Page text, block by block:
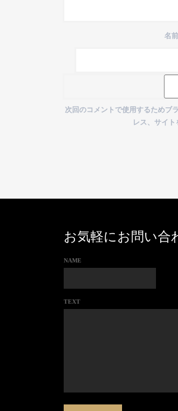
名前
次回のコメントで使用するためブ
レス、サイト
お気軽にお問い合
NAME
TEXT